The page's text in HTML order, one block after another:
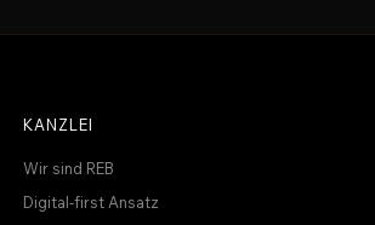
KANZLEI
Wir sind REB
Digital-first Ansatz